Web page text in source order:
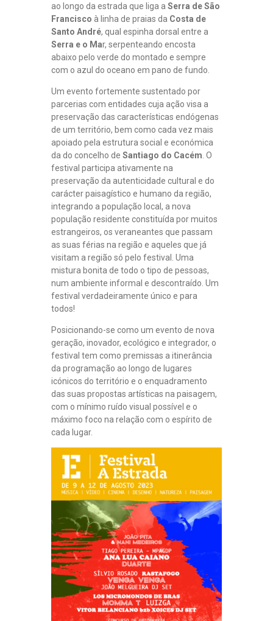
ao longo da estrada que liga a Serra de São
Francisco à linha de praias da Costa de
Santo André, qual espinha dorsal entre a
Serra e o Mar, serpenteando encosta
abaixo pelo verde do montado e sempre
com o azul do oceano em pano de fundo.
Um evento fortemente sustentado por
parcerias com entidades cuja ação visa a
preservação das características endógenas
de um território, bem como cada vez mais
apoiado pela estrutura social e económica
da do concelho de Santiago do Cacém . O
festival participa ativamente na
preservação da autenticidade cultural e do
carácter paisagístico e humano da região,
integrando a população local, a nova
população residente constituída por muitos
estrangeiros, os veraneantes que passam
as suas férias na região e aqueles que já
visitam a região só pelo festival. Uma
mistura bonita de todo o tipo de pessoas,
num ambiente informal e descontraído. Um
festival verdadeiramente único e para
todos!
Posicionando-se como um evento de nova
geração, inovador, ecológico e integrador, o
festival tem como premissas a itinerância
da programação ao longo de lugares
icónicos do território e o enquadramento
das suas propostas artísticas na paisagem,
com o mínimo ruído visual possível e o
máximo foco na relação com o espírito de
cada lugar.